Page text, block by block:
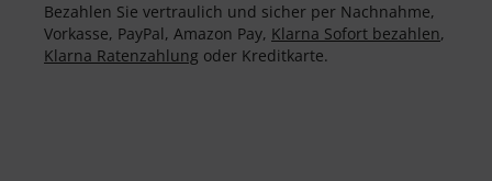
Bezahlen Sie vertraulich und sicher per Nachnahme,
Vorkasse, PayPal, Amazon Pay, Klarna Sofort bezahlen,
Klarna Ratenzahlung oder Kreditkarte.